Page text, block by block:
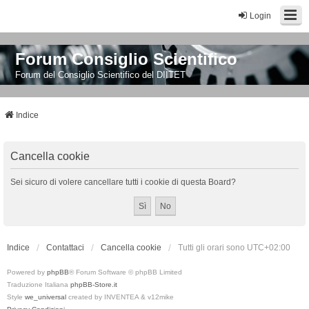
Login
Forum Consiglio Scientifico
Forum del Consiglio Scientifico del DIITET
Indice
Cancella cookie
Sei sicuro di volere cancellare tutti i cookie di questa Board?
Indice Contattaci Cancella cookie Tutti gli orari sono UTC+02:00
Powered by phpBB® Forum Software © phpBB Limited
Traduzione Italiana phpBB-Store.it
Style we_universal created by INVENTEA & v12mike